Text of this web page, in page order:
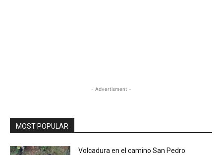
- Advertisment -
MOST POPULAR
Volcadura en el camino San Pedro